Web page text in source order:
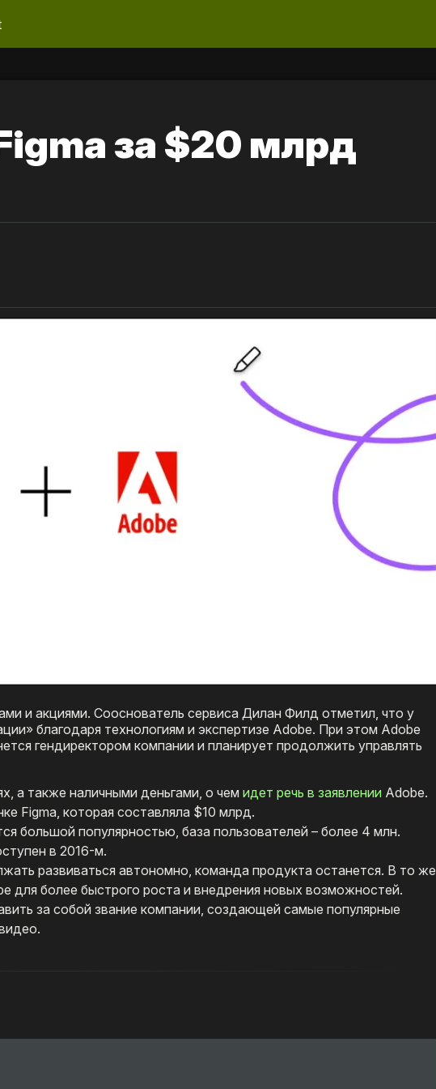
за $20 млрд
и акциями. Сооснователь сервиса Дилан Филд отметил, что у
благодаря технологиям и экспертизе Adobe. При этом Adobe
гендиректором компании и планирует продолжить управлять
а также наличными деньгами, о чем идет речь в заявлении Adobe.
Figma, которая составляла $10 млрд.
большой популярностью, база пользователей – более 4 млн.
в 2016-м.
развиваться автономно, команда продукта останется. В то же
для более быстрого роста и внедрения новых возможностей.
за собой звание компании, создающей самые популярные